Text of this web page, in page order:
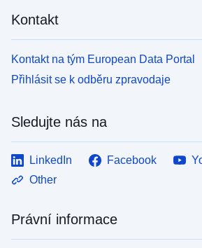
Kontakt
Kontakt na tým European Data Portal
Přihlásit se k odběru zpravodaje
Sledujte nás na
LinkedIn Facebook
Other
Právní informace